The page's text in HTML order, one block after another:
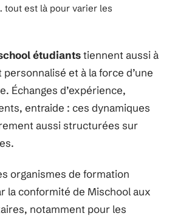
tout est là pour varier les
étudiantstiennent aussi à
personnalisé et à la force d’une
Échanges d’expérience,
entraide : ces dynamiques
aussi structurées sur
organismes de formation
la conformité de Mischool aux
notamment pour les